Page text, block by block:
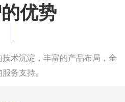
术沉淀，丰富的产品布局，全
务支持。
优势